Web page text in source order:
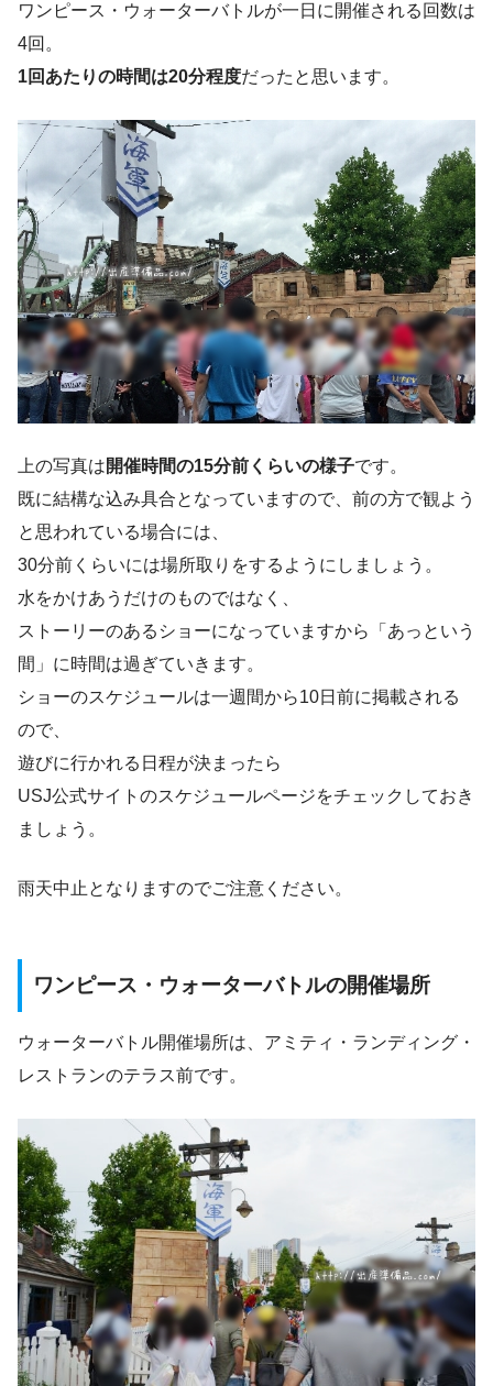
ワンピース・ウォーターバトルが一日に開催される回数は
4回。
1回あたりの時間は20分程度だったと思います。
上の写真は開催時間の15分前くらいの様子です。
既に結構な込み具合となっていますので、前の方で観よう
と思われている場合には、
30分前くらいには場所取りをするようにしましょう。
水をかけあうだけのものではなく、
ストーリーのあるショーになっていますから「あっという
間」に時間は過ぎていきます。
ショーのスケジュールは一週間から10日前に掲載される
ので、
遊びに行かれる日程が決まったら
USJ公式サイトのスケジュールページをチェックしておき
ましょう。
雨天中止となりますのでご注意ください。
ワンピース・ウォーターバトルの開催場所
ウォーターバトル開催場所は、アミティ・ランディング・
レストランのテラス前です。